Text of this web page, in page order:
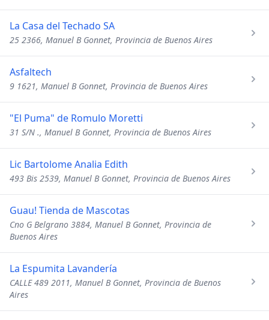
La Casa del Techado SA
25 2366, Manuel B Gonnet, Provincia de Buenos Aires
Asfaltech
9 1621, Manuel B Gonnet, Provincia de Buenos Aires
"El Puma" de Romulo Moretti
31 S/N ., Manuel B Gonnet, Provincia de Buenos Aires
Lic Bartolome Analia Edith
493 Bis 2539, Manuel B Gonnet, Provincia de Buenos Aires
Guau! Tienda de Mascotas
Cno G Belgrano 3884, Manuel B Gonnet, Provincia de
Buenos Aires
La Espumita Lavandería
CALLE 489 2011, Manuel B Gonnet, Provincia de Buenos
Aires